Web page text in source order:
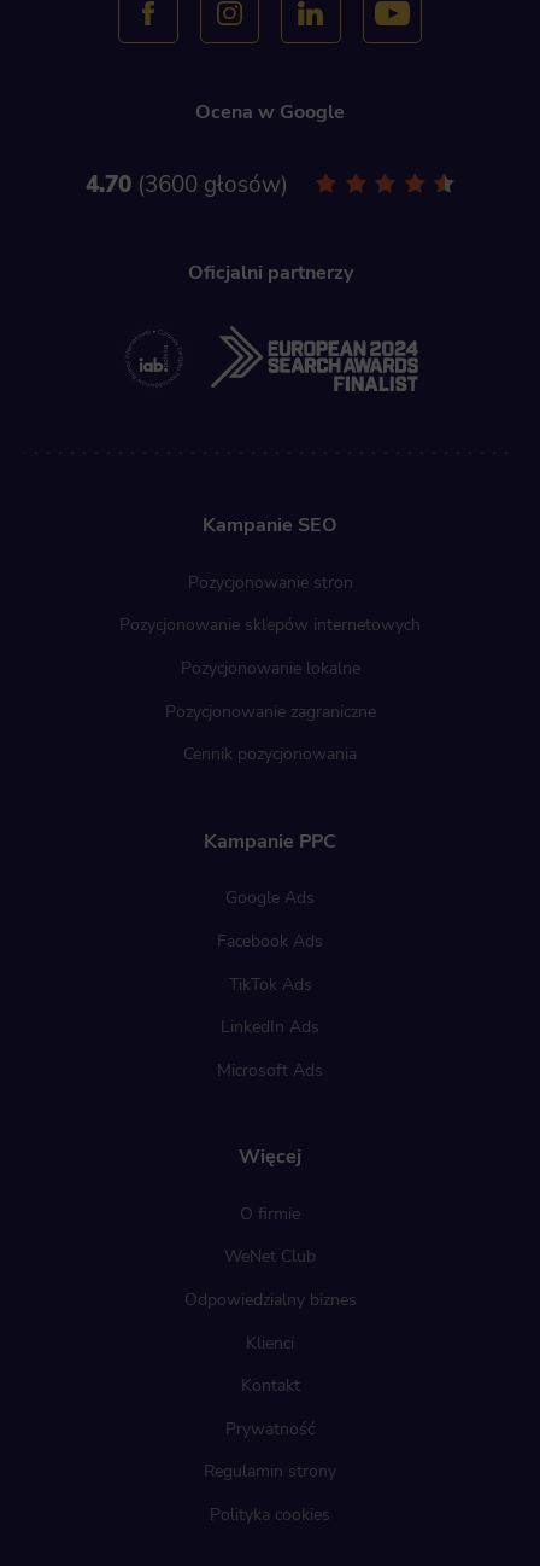
Ocena w Google
4.70 3600 głosów
Oficjalni partnerzy
Kampanie SEO
Pozycjonowanie stron
Pozycjonowanie sklepów internetowych
Pozycjonowanie lokalne
Pozycjonowanie zagraniczne
Cennik pozycjonowania
Więcej
O firmie
WeNet Club
Odpowiedzialny biznes
Klienci
Kontakt
Prywatność
Regulamin strony
Polityka cookies
Kampanie PPC
Google Ads
Facebook Ads
TikTok Ads
LinkedIn Ads
Microsoft Ads